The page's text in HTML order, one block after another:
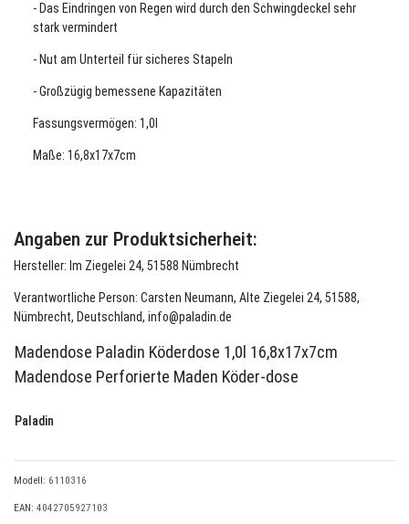
- Das Eindringen von Regen wird durch den Schwingdeckel sehr
stark vermindert
- Nut am Unterteil für sicheres Stapeln
- Großzügig bemessene Kapazitäten
Fassungsvermögen: 1,0l
Maße: 16,8x17x7cm
Angaben zur Produktsicherheit:
Hersteller: Im Ziegelei 24, 51588 Nümbrecht
Verantwortliche Person: Carsten Neumann, Alte Ziegelei 24, 51588,
Nümbrecht, Deutschland, info@paladin.de
Madendose Paladin Köderdose 1,0l 16,8x17x7cm
Madendose Perforierte Maden Köder-dose
Paladin
Modell: 6110316
EAN: 4042705927103